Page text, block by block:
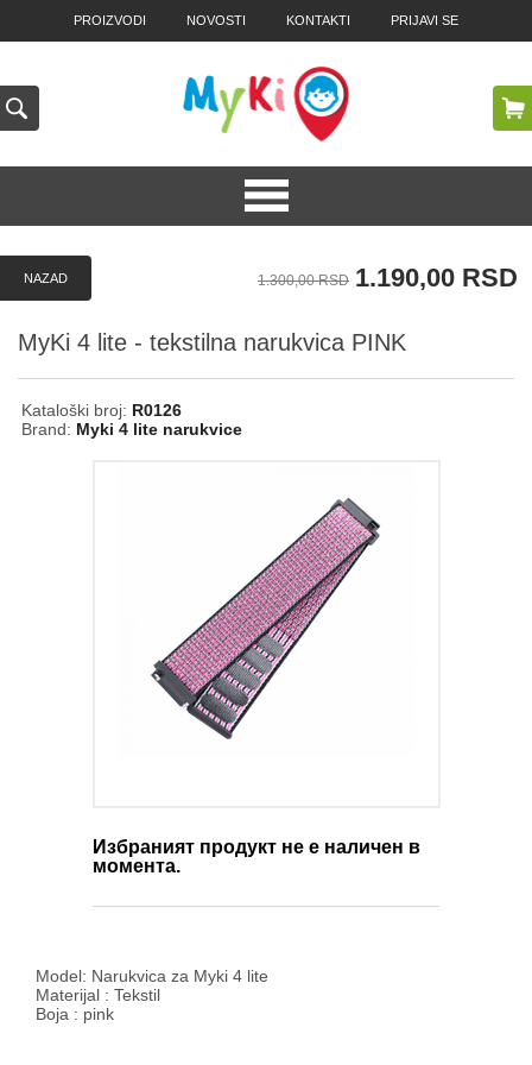
PROIZVODI NOVOSTI KONTAKTI PRIJAVI SE
KORPA
Korpa je prazna
PRETRAGA
NAZAD 1.190,00 RSD
1.300,00 RSD
MyKi 4 lite - tekstilna narukvica PINK
Kataloški broj: R0126
Brand: Myki 4 lite narukvice
Избраният продукт не е наличен в
момента.
Model: Narukvica za Myki 4 lite
Materijal : Tekstil
Boja : pink